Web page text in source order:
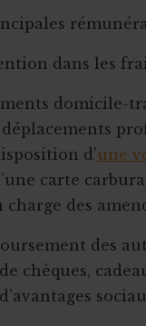
dans les
domicile-
d’une
carte
charge des
des
chèques,